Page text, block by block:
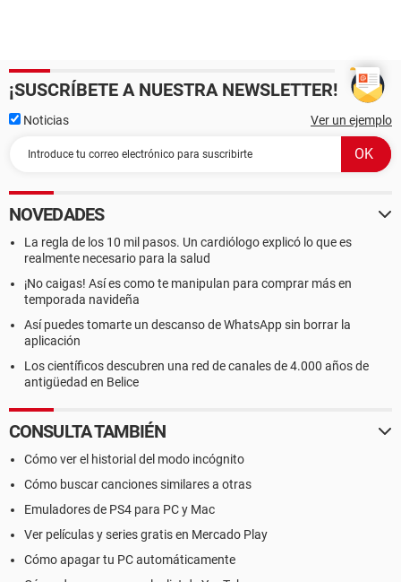
¡SUSCRÍBETE A NUESTRA NEWSLETTER!
Noticias Ver un ejemplo
NOVEDADES
La regla de los 10 mil pasos. Un cardiólogo explicó lo que es
realmente necesario para la salud
¡No caigas! Así es como te manipulan para comprar más en
temporada navideña
Así puedes tomarte un descanso de WhatsApp sin borrar la
aplicación
Los científicos descubren una red de canales de 4.000 años de
antigüedad en Belice
CONSULTA TAMBIÉN
Cómo ver el historial del modo incógnito
Cómo buscar canciones similares a otras
Emuladores de PS4 para PC y Mac
Ver películas y series gratis en Mercado Play
Cómo apagar tu PC automáticamente